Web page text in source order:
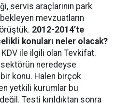
servis araçlarının park
mevzuatların
2012-2014’te
konuları neler olacak?
ile ilgili olan Tevkifat.
sektörün neredeyse
konu. Halen birçok
yetkili kurumlar bu
Testi kırıldıktan sonra